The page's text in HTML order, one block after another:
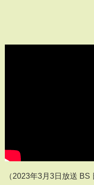
（2023年3月3日放送 BS